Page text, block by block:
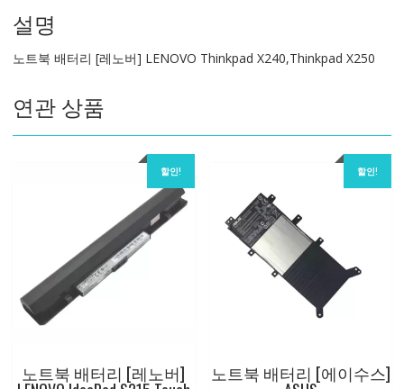
LENOVO
Thinkpad
X240,Thinkpad
수
량
설명
노트북 배터리 [레노버] LENOVO Thinkpad X240,Thinkpad X250
연관 상품
할인!
노트북 배터리 [레노버]
할인!
노트북 배터리 [에이수스]